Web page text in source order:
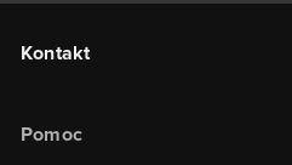
Kontakt
Pomoc